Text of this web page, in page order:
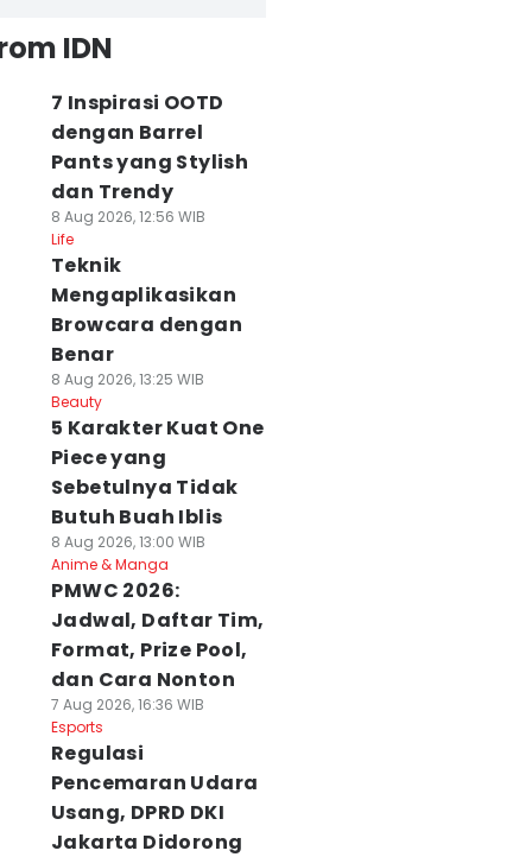
IDN
7 Inspirasi OOTD
dengan Barrel
Pants yang Stylish
dan Trendy
8 Aug 2026, 12:56 WIB
Life
Teknik
Mengaplikasikan
Browcara dengan
Benar
8 Aug 2026, 13:25 WIB
Beauty
5 Karakter Kuat One
Piece yang
Sebetulnya Tidak
Butuh Buah Iblis
8 Aug 2026, 13:00 WIB
Anime & Manga
PMWC 2026:
Jadwal, Daftar Tim,
Format, Prize Pool,
dan Cara Nonton
7 Aug 2026, 16:36 WIB
Esports
Regulasi
Pencemaran Udara
Usang, DPRD DKI
Jakarta Didorong